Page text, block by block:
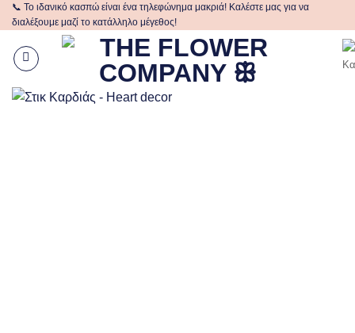
Μετάβαση
στο
περιεχόμενο
📞 Το ιδανικό κασπώ είναι ένα τηλεφώνημα μακριά! Καλέστε μας για να
διαλέξουμε μαζί το κατάλληλο μέγεθος!